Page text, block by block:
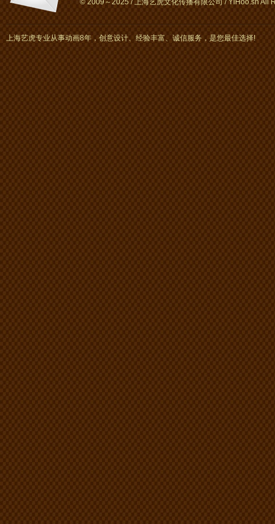
© 2009～2025 / 上海艺虎文化传播有限公司 / YiHoo.sh All
上海艺虎专业从事动画8年，创意设计、经验丰富、诚信服务，是您最佳选择!